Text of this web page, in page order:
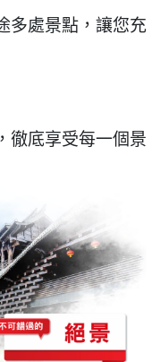
多處景點，讓您充
徹底享受每一個景